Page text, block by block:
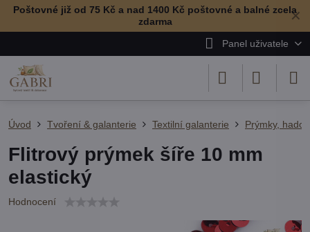
✕
Poštovné již od 75 Kč a nad 1400 Kč poštovné a balné zcela
zdarma
Panel uživatele
Úvod Tvoření & galanterie Textilní galanterie Prýmky,
Flitrový prýmek šíře 10 mm
elastický
Hodnocení